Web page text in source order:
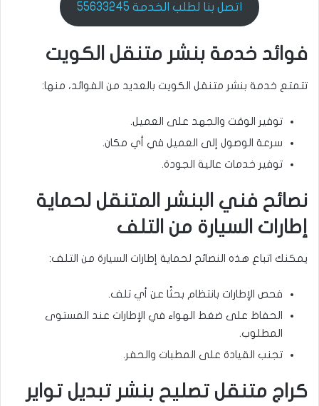
اتصل بنا لطلب الخدمة 55633245
فوائد خدمة بنشر متنقل الكويت
تتمتع خدمة بنشر متنقل الكويت بالعديد من الفوائد، منها:
توفير الوقت والجهد على العميل.
سرعة الوصول إلى العميل في أي مكان.
توفير خدمات عالية الجودة.
نصائح فني البنشر المتنقل لحماية
إطارات السيارة من التلف
يمكنك اتباع هذه النصائح لحماية إطارات السيارة من التلف:
فحص الإطارات بانتظام بحثًا عن أي تلف.
الحفاظ على ضغط الهواء في الإطارات عند المستوى
المطلوب.
تجنب القيادة على المطبات والحفر.
كراج متنقل تصليح بنشر تبديل تواير